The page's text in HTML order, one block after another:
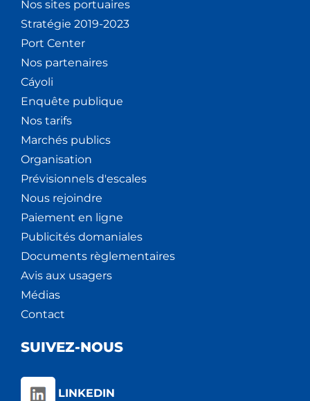
Nos sites portuaires
Stratégie 2019-2023
Port Center
Nos partenaires
Cáyoli
Enquête publique
Nos tarifs
Marchés publics
Organisation
Prévisionnels d'escales
Nous rejoindre
Paiement en ligne
Publicités domaniales
Documents règlementaires
Avis aux usagers
Médias
Contact
SUIVEZ-NOUS
LINKEDIN